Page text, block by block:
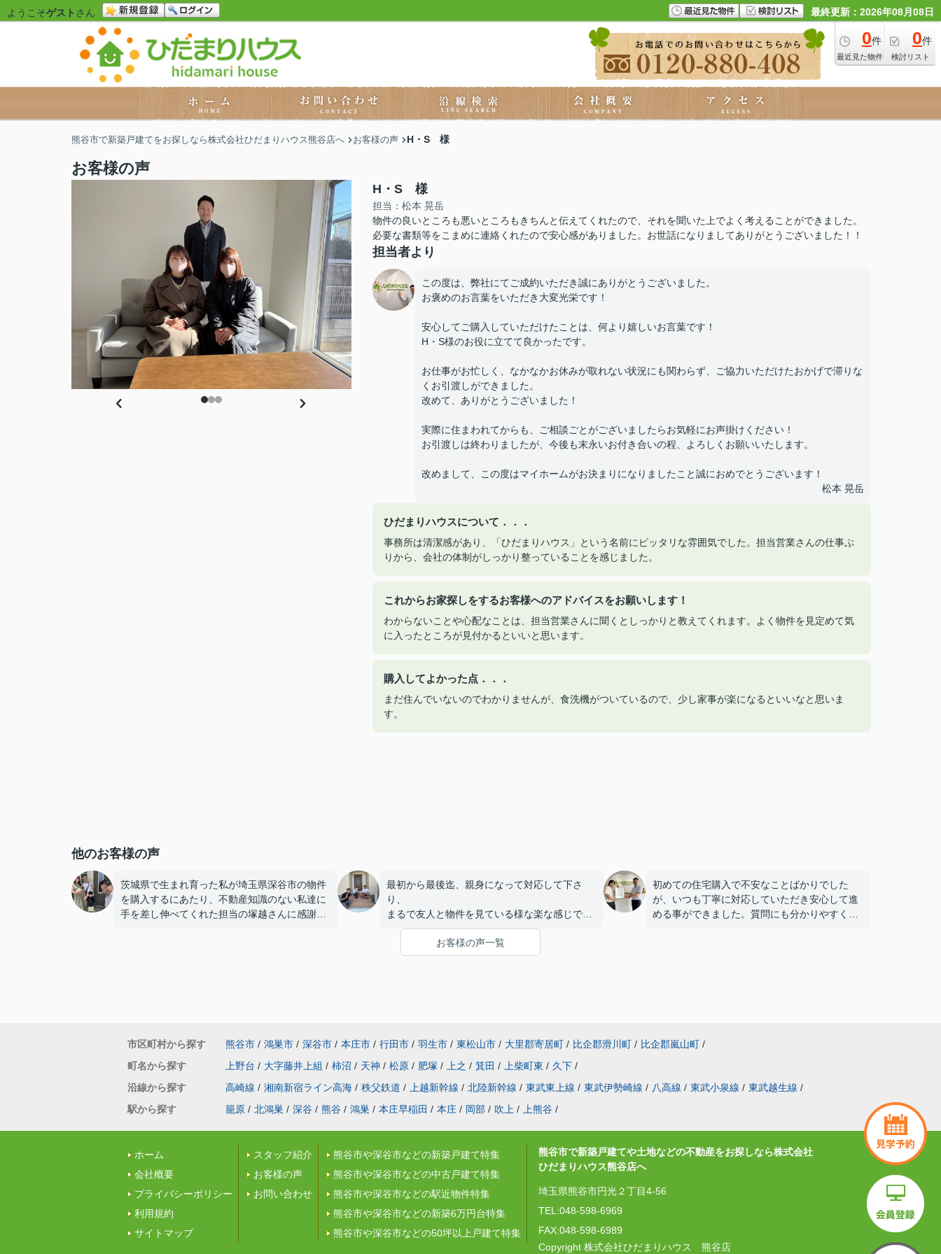
ようこそゲスト さん 最終更新：2026年08月08日
0件
最近見た物件
0件
検討リスト
熊谷市で新築戸建てをお探しなら株式会社ひだまりハウス熊谷店へ お客様の声 H・S 様
お客様の声
H・S 様
担当：松本 晃岳
物件の良いところも悪いところもきちんと伝えてくれたので、それを聞いた上でよく考えることができました。
必要な書類等をこまめに連絡くれたので安心感がありました。お世話になりましてありがとうございました！！
担当者より
この度は、弊社にてご成約いただき誠にありがとうございました。
お褒めのお言葉をいただき大変光栄です！
安心してご購入していただけたことは、何より嬉しいお言葉です！
H・S様のお役に立てて良かったです。
お仕事がお忙しく、なかなかお休みが取れない状況にも関わらず、ご協力いただけたおかげで滞りな
くお引渡しができました。
改めて、ありがとうございました！
実際に住まわれてからも、ご相談ごとがございましたらお気軽にお声掛けください！
お引渡しは終わりましたが、今後も末永いお付き合いの程、よろしくお願いいたします。
改めまして、この度はマイホームがお決まりになりましたこと誠におめでとうございます！
松本 晃岳
ひだまりハウスについて．．．
事務所は清潔感があり、「ひだまりハウス」という名前にピッタリな雰囲気でした。担当営業さんの仕事ぶ
りから、会社の体制がしっかり整っていることを感じました。
これからお家探しをするお客様へのアドバイスをお願いします！
わからないことや心配なことは、担当営業さんに聞くとしっかりと教えてくれます。よく物件を見定めて気
に入ったところが見付かるといいと思います。
購入してよかった点．．．
まだ住んでいないのでわかりませんが、食洗機がついているので、少し家事が楽になるといいなと思いま
す。
他のお客様の声
茨城県で生まれ育った私が埼玉県深谷市の物件
を購入するにあたり、不動産知識のない私達に
手を差し伸べてくれた担当の塚越さんに感謝の
最初から最後迄、親身になって対応して下さ
り、
まるで友人と物件を見ている様な楽な感じで過
ごすことができました。
初めての住宅購入で不安なことばかりでした
が、いつも丁寧に対応していただき安心して進
める事ができました。質問にも分かりやすく説
お客様の声一覧
市区町村から探す 熊谷市 / 鴻巣市 / 深谷市 / 本庄市 / 行田市 / 羽生市 / 東松山市 / 大里郡寄居町 / 比企郡滑川町 / 比企郡嵐山町 /
町名から探す
上野台 / 大字藤井上組 / 柿沼 / 天神 / 松原 / 肥塚 / 上之 / 箕田 / 上柴町東 / 久下 /
沿線から探す
高崎線 / 湘南新宿ライン高海 / 秩父鉄道 / 上越新幹線 / 北陸新幹線 / 東武東上線 / 東武伊勢崎線 / 八高線 / 東武小泉線 / 東武越生線 /
駅から探す
籠原 / 北鴻巣 / 深谷 / 熊谷 / 鴻巣 / 本庄早稲田 / 本庄 / 岡部 / 吹上 / 上熊谷 /
ホーム
会社概要
プライバシーポリシー
利用規約
サイトマップ
スタッフ紹介
お客様の声
お問い合わせ
熊谷市や深谷市などの新築戸建て特集
熊谷市や深谷市などの中古戸建て特集
熊谷市や深谷市などの駅近物件特集
熊谷市や深谷市などの新築6万円台特集
熊谷市や深谷市などの50坪以上戸建て特集
熊谷市で新築戸建てや土地などの不動産をお探しなら株式会社
ひだまりハウス熊谷店へ
埼玉県熊谷市円光２丁目4-56
TEL:048-598-6969
FAX:048-598-6989
Copyright 株式会社ひだまりハウス 熊谷店